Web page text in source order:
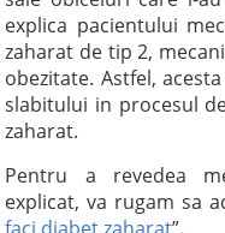
explica pacientului
zaharat de tip 2,
obezitate. Astfel,
slabitului in procesul
zaharat.
Pentru a revedea
explicat, va rugam sa